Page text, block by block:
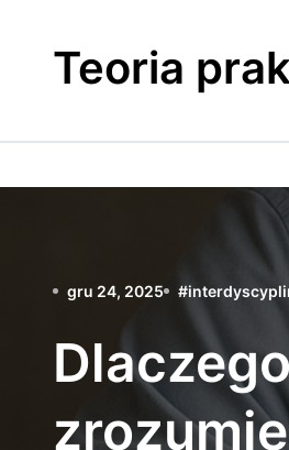
contentTeoria
gru 24, 2025 #